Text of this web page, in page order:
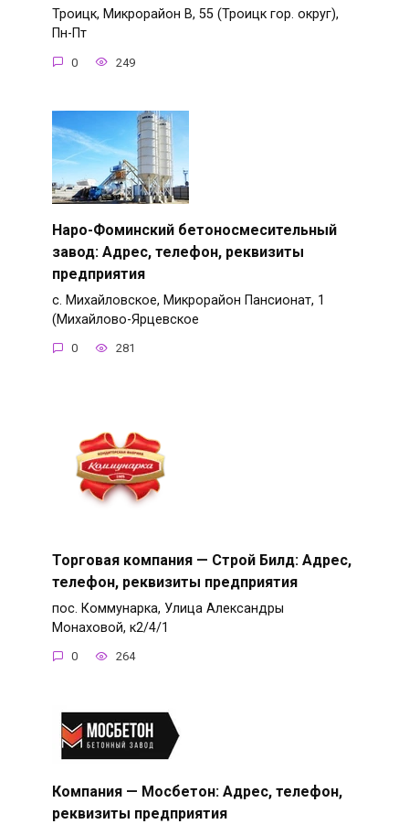
Троицк, Микрорайон В, 55 (Троицк гор. округ),
Пн-Пт
0 249
Наро-Фоминский бетоносмесительный
завод: Адрес, телефон, реквизиты
предприятия
с. Михайловское, Микрорайон Пансионат, 1
(Михайлово-Ярцевское
0 281
Торговая компания — Строй Билд: Адрес,
телефон, реквизиты предприятия
пос. Коммунарка, Улица Александры
Монаховой, к2/4/1
0 264
Компания — Мосбетон: Адрес, телефон,
реквизиты предприятия